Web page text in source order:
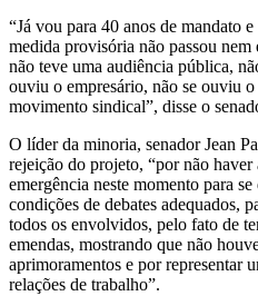
“Já vou para 40 anos de mandato
medida provisória não passou nem
não teve uma audiência pública,
ouviu o empresário, não se ouviu
movimento sindical”, disse o
O líder da minoria, senador Jean
rejeição do projeto, “por não haver
emergência neste momento para
condições de debates adequados,
todos os envolvidos, pelo fato de
emendas, mostrando que não
aprimoramentos e por representar
relações de trabalho”.